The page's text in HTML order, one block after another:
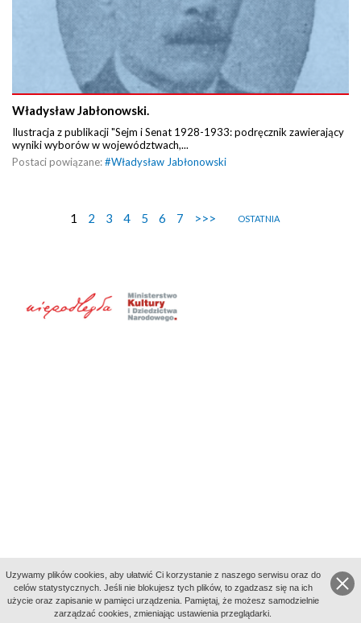
Władysław Jabłonowski.
Ilustracja z publikacji "Sejm i Senat 1928-1933: podręcznik zawierający
wyniki wyborów w województwach,...
Postaci powiązane:#Władysław Jabłonowski
1 2 3 4 5 6 7 >>> OSTATNIA
Uzywamy plików cookies, aby ułatwić Ci korzystanie z naszego serwisu oraz do
celów statystycznych. Jeśli nie blokujesz tych plików, to zgadzasz się na ich
użycie oraz zapisanie w pamięci urządzenia. Pamiętaj, że możesz samodzielnie
zarządzać cookies, zmieniając ustawienia przeglądarki.